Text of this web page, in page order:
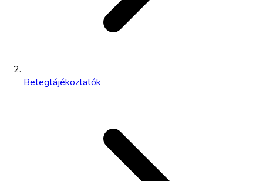
Betegtájékoztatók